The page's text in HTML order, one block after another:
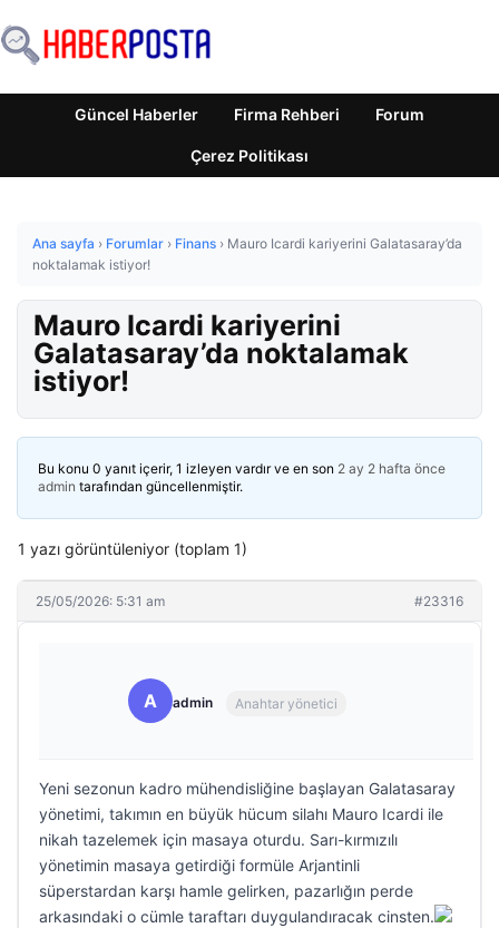
Güncel Haberler Firma Rehberi Forum
Çerez Politikası
Ana sayfa › Forumlar › Finans › Mauro Icardi kariyerini Galatasaray’da
noktalamak istiyor!
Mauro Icardi kariyerini
Galatasaray’da noktalamak
istiyor!
Bu konu 0 yanıt içerir, 1 izleyen vardır ve en son 2 ay 2 hafta önce
admin tarafından güncellenmiştir.
1 yazı görüntüleniyor (toplam 1)
25/05/2026: 5:31 am #23316
A admin Anahtar yönetici
Yeni sezonun kadro mühendisliğine başlayan Galatasaray
yönetimi, takımın en büyük hücum silahı Mauro Icardi ile
nikah tazelemek için masaya oturdu. Sarı-kırmızılı
yönetimin masaya getirdiği formüle Arjantinli
süperstardan karşı hamle gelirken, pazarlığın perde
arkasındaki o cümle taraftarı duygulandıracak cinsten.